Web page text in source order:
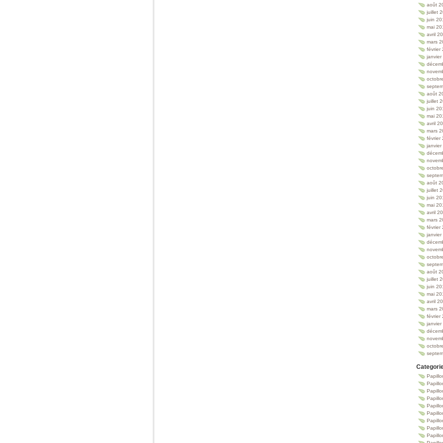
août
juillet
juin
mai
avril
mars
février
janvier
août
juillet
juin
mai
avril
mars
février
janvier
août
juillet
juin
mai
avril
mars
février
janvier
août
juillet
juin
mai
avril
mars
février
janvier